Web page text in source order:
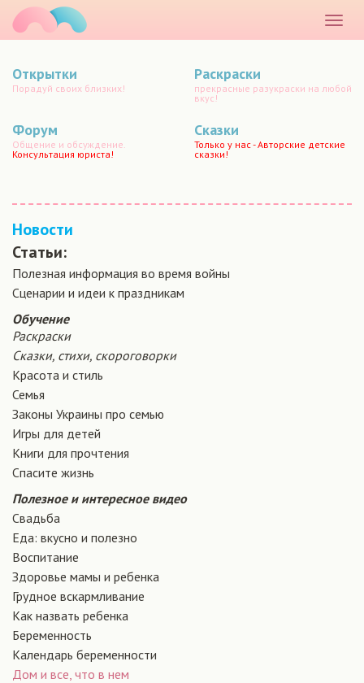
меню
Открытки
Порадуй своих близких!
Раскраски
прекрасные разукраски на любой
вкус!
Форум
Общение и обсуждение.
Консультация юриста!
Сказки
Только у нас - Авторские детские
сказки!
Новости
Статьи:
Полезная информация во время войны
Сценарии и идеи к праздникам
Обучение
Раскраски
Сказки, стихи, скороговорки
Красота и стиль
Семья
Законы Украины про семью
Игры для детей
Книги для прочтения
Спасите жизнь
Полезное и интересное видео
Свадьба
Еда: вкусно и полезно
Воспитание
Здоровье мамы и ребенка
Грудное вскармливание
Как назвать ребенка
Беременность
Календарь беременности
Дом и все, что в нем